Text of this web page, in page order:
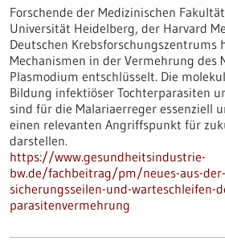
Forschende der Medizinischen
Universität Heidelberg, der Harvard
Deutschen Krebsforschungszentrums
Mechanismen in der Vermehrung des
Plasmodium entschlüsselt. Die
Bildung infektiöser Tochterparasiten
sind für die Malariaerreger essenziell
einen relevanten Angriffspunkt für
darstellen.
https://www.gesundheitsindustrie-
bw.de/fachbeitrag/pm/neues-aus-
sicherungsseilen-und-warteschleifen-
parasitenvermehrung